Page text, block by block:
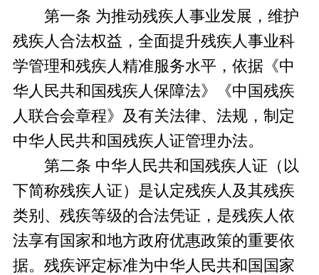
第一条 为推动残疾人事业发展，维护
残疾人合法权益，全面提升残疾人事业科
学管理和残疾人精准服务水平，依据《中
华人民共和国残疾人保障法》《中国残疾
人联合会章程》及有关法律、法规，制定
中华人民共和国残疾人证管理办法。
第二条 中华人民共和国残疾人证（以
下简称残疾人证）是认定残疾人及其残疾
类别、残疾等级的合法凭证，是残疾人依
法享有国家和地方政府优惠政策的重要依
据。残疾评定标准为中华人民共和国国家